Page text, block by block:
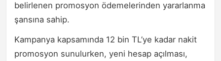
belirlenen promosyon ödemelerinden yararlanma
şansına sahip.
Kampanya kapsamında 12 bin TL’ye kadar nakit
promosyon sunulurken, yeni hesap açılması,